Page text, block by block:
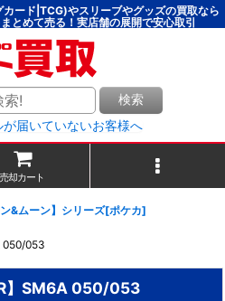
ード|TCG)やスリーブやグッズの買取なら
とめて売る！実店舗の展開で安心取引
検索
届いていないお客様へ
売却カート
&ムーン】シリーズ[ポケカ]
050/053
】SM6A 050/053